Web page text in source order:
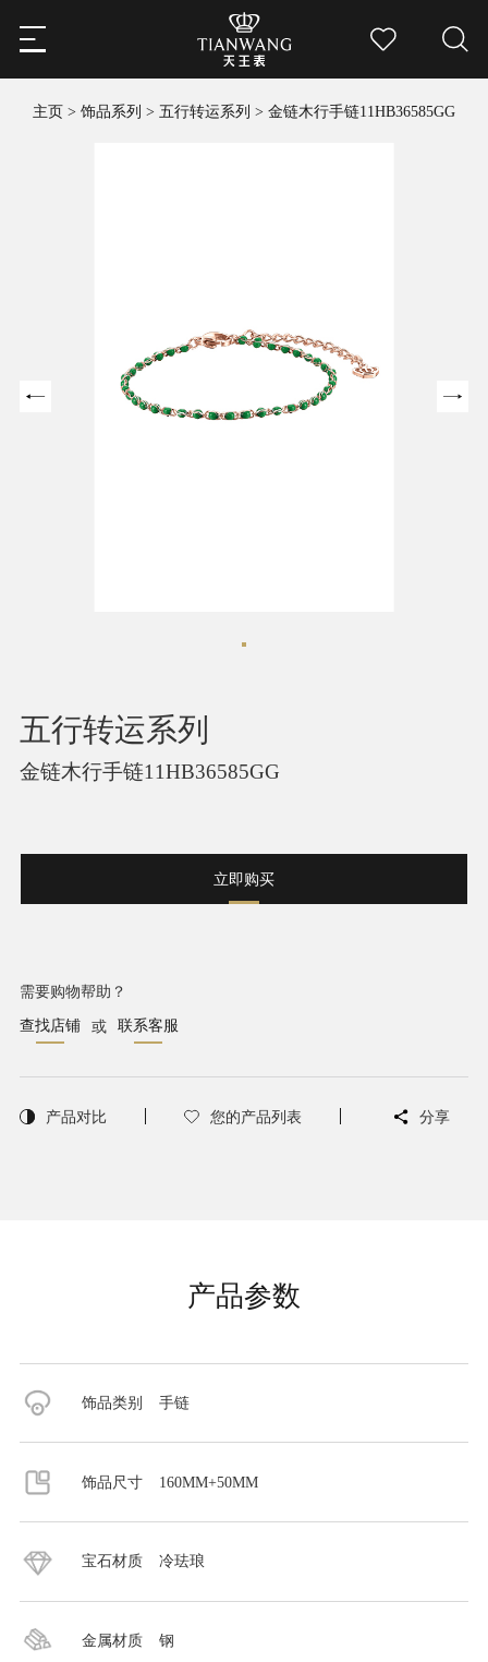
主页 > 饰品系列 > 五行转运系列 > 金链木行手链11HB36585GG
五行转运系列
金链木行手链11HB36585GG
立即购买
需要购物帮助？
查找店铺
或 联系客服
产品对比 您的产品列表 分享
产品参数
饰品类别 手链
饰品尺寸 160MM+50MM
宝石材质 冷珐琅
金属材质 钢